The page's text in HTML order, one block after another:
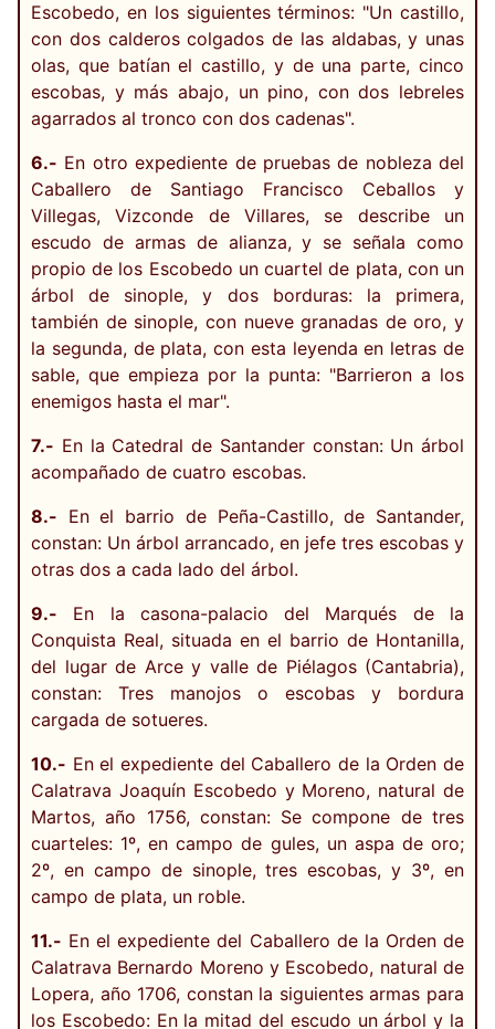
Escobedo, en los siguientes términos: "Un castillo,
con dos calderos colgados de las aldabas, y unas
olas, que batían el castillo, y de una parte, cinco
escobas, y más abajo, un pino, con dos lebreles
agarrados al tronco con dos cadenas".
6.- En otro expediente de pruebas de nobleza del
Caballero de Santiago Francisco Ceballos y
Villegas, Vizconde de Villares, se describe un
escudo de armas de alianza, y se señala como
propio de los Escobedo un cuartel de plata, con un
árbol de sinople, y dos borduras: la primera,
también de sinople, con nueve granadas de oro, y
la segunda, de plata, con esta leyenda en letras de
sable, que empieza por la punta: "Barrieron a los
enemigos hasta el mar".
7.- En la Catedral de Santander constan: Un árbol
acompañado de cuatro escobas.
8.- En el barrio de Peña-Castillo, de Santander,
constan: Un árbol arrancado, en jefe tres escobas y
otras dos a cada lado del árbol.
9.- En la casona-palacio del Marqués de la
Conquista Real, situada en el barrio de Hontanilla,
del lugar de Arce y valle de Piélagos (Cantabria),
constan: Tres manojos o escobas y bordura
cargada de sotueres.
10.- En el expediente del Caballero de la Orden de
Calatrava Joaquín Escobedo y Moreno, natural de
Martos, año 1756, constan: Se compone de tres
cuarteles: 1º, en campo de gules, un aspa de oro;
2º, en campo de sinople, tres escobas, y 3º, en
campo de plata, un roble.
11.- En el expediente del Caballero de la Orden de
Calatrava Bernardo Moreno y Escobedo, natural de
Lopera, año 1706, constan la siguientes armas para
los Escobedo: En la mitad del escudo un árbol y la